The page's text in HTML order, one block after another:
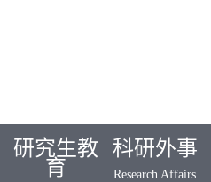
研究生教
育
科研外事
Research Affairs